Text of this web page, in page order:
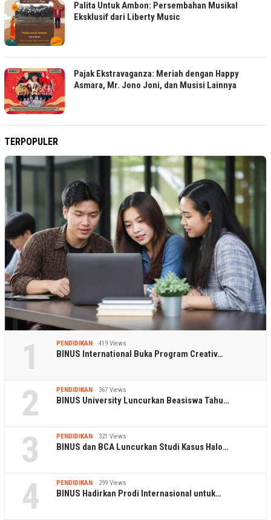
Palita Untuk Ambon: Persembahan Musikal
Eksklusif dari Liberty Music
Pajak Ekstravaganza: Meriah dengan Happy
Asmara, Mr. Jono Joni, dan Musisi Lainnya
TERPOPULER
1 PENDIDIKAN 419 Views
BINUS International Buka Program Creativ…
2 PENDIDIKAN 367 Views
BINUS University Luncurkan Beasiswa Tahu…
3 PENDIDIKAN 321 Views
BINUS dan BCA Luncurkan Studi Kasus Halo…
4 PENDIDIKAN 299 Views
BINUS Hadirkan Prodi Internasional untuk…